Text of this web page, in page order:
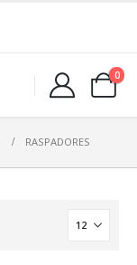
0
RASPADORES